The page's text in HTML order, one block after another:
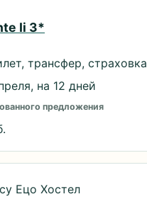
Ii 3*
трансфер, страховка
на 12 дней
предложения
Ецо Хостел